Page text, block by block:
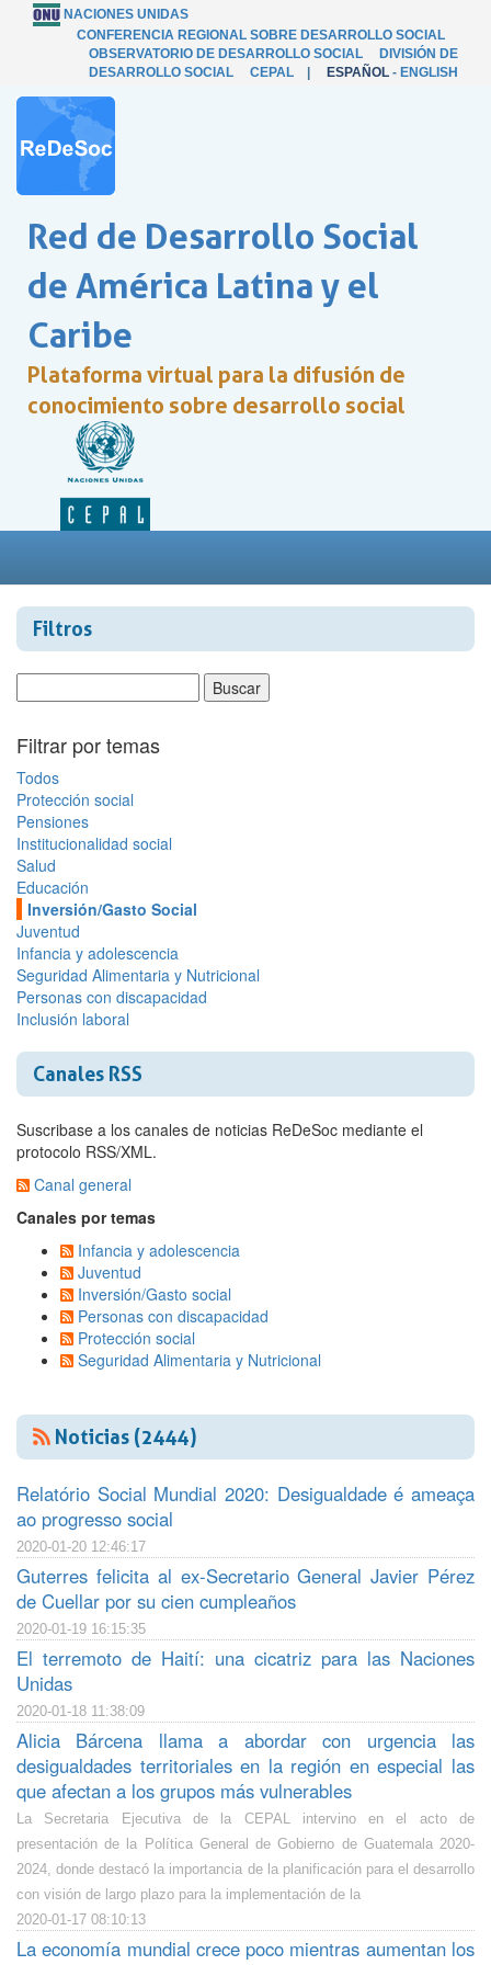
NACIONES UNIDAS
CONFERENCIA REGIONAL SOBRE DESARROLLO SOCIAL
OBSERVATORIO DE DESARROLLO SOCIAL
DIVISIÓN DE
DESARROLLO SOCIAL
CEPAL ESPAÑOL - ENGLISH
Red de Desarrollo Social
de América Latina y el
Caribe
Plataforma virtual para la difusión de
conocimiento sobre desarrollo social
Filtros
Filtrar por temas
Todos
Protección social
Pensiones
Institucionalidad social
Salud
Educación
Inversión/Gasto Social
Juventud
Infancia y adolescencia
Seguridad Alimentaria y Nutricional
Personas con discapacidad
Inclusión laboral
Canales RSS
Suscribase a los canales de noticias ReDeSoc mediante el
protocolo RSS/XML.
Canal general
Canales por temas
Infancia y adolescencia
Juventud
Inversión/Gasto social
Personas con discapacidad
Protección social
Seguridad Alimentaria y Nutricional
Noticias (2444)
Relatório Social Mundial 2020: Desigualdade é ameaça
ao progresso social
2020-01-20 12:46:17
Guterres felicita al ex-Secretario General Javier Pérez
de Cuellar por su cien cumpleaños
2020-01-19 16:15:35
El terremoto de Haití: una cicatriz para las Naciones
Unidas
2020-01-18 11:38:09
Alicia Bárcena llama a abordar con urgencia las
desigualdades territoriales en la región en especial las
que afectan a los grupos más vulnerables
La Secretaria Ejecutiva de la CEPAL intervino en el acto de
presentación de la Política General de Gobierno de Guatemala 2020-
2024, donde destacó la importancia de la planificación para el desarrollo
con visión de largo plazo para la implementación de la
2020-01-17 08:10:13
La economía mundial crece poco mientras aumentan los